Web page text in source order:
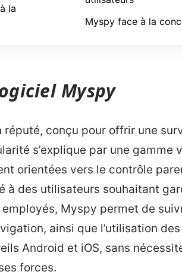
la
Myspy face à la
Myspy
réputé, conçu pour offrir une
s’explique par une gamme
orientées vers le contrôle
à des utilisateurs souhaitant
Myspy permet de
ainsi que l’utilisation
Android et iOS, sans
forces.